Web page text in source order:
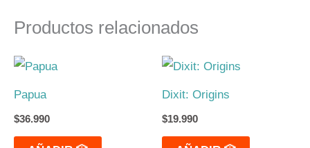
Productos relacionados
Papua
$36.990
Dixit: Origins
$19.990